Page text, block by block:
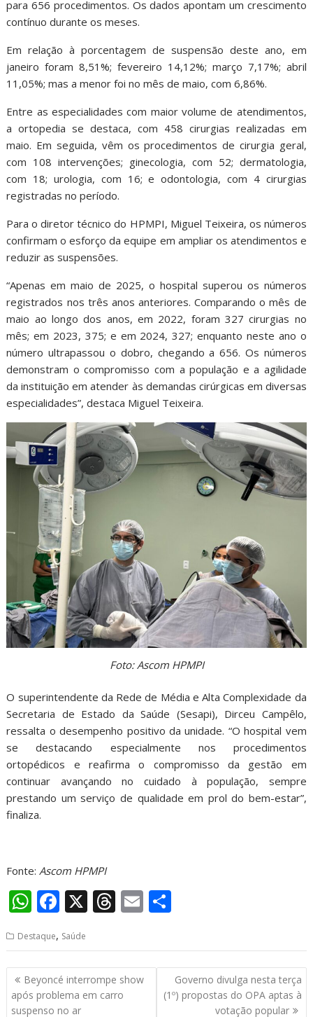
para 656 procedimentos. Os dados apontam um crescimento
contínuo durante os meses.
Em relação à porcentagem de suspensão deste ano, em
janeiro foram 8,51%; fevereiro 14,12%; março 7,17%; abril
11,05%; mas a menor foi no mês de maio, com 6,86%.
Entre as especialidades com maior volume de atendimentos,
a ortopedia se destaca, com 458 cirurgias realizadas em
maio. Em seguida, vêm os procedimentos de cirurgia geral,
com 108 intervenções; ginecologia, com 52; dermatologia,
com 18; urologia, com 16; e odontologia, com 4 cirurgias
registradas no período.
Para o diretor técnico do HPMPI, Miguel Teixeira, os números
confirmam o esforço da equipe em ampliar os atendimentos e
reduzir as suspensões.
“Apenas em maio de 2025, o hospital superou os números
registrados nos três anos anteriores. Comparando o mês de
maio ao longo dos anos, em 2022, foram 327 cirurgias no
mês; em 2023, 375; e em 2024, 327; enquanto neste ano o
número ultrapassou o dobro, chegando a 656. Os números
demonstram o compromisso com a população e a agilidade
da instituição em atender às demandas cirúrgicas em diversas
especialidades”, destaca Miguel Teixeira.
Foto: Ascom HPMPI
O superintendente da Rede de Média e Alta Complexidade da
Secretaria de Estado da Saúde (Sesapi), Dirceu Campêlo,
ressalta o desempenho positivo da unidade. “O hospital vem
se destacando especialmente nos procedimentos
ortopédicos e reafirma o compromisso da gestão em
continuar avançando no cuidado à população, sempre
prestando um serviço de qualidade em prol do bem-estar”,
finaliza.
Fonte:Ascom HPMPI
W
at
s
A
F
e
b
o
X T
re
a
d
E
ai
l
ar
e
Destaque, Saúde
Navegação
de
Post
Beyoncé interrompe show
após problema em carro
suspenso no ar
Governo divulga nesta terça
(1º) propostas do OPA aptas à
votação popular